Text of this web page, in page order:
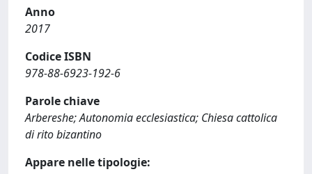
Anno
2017
Codice ISBN
978-88-6923-192-6
Parole chiave
Arbereshe; Autonomia ecclesiastica; Chiesa cattolica
di rito bizantino
Appare nelle tipologie: